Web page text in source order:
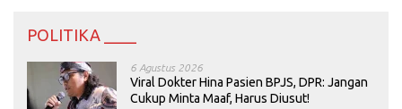
POLITIKA ____
6 Agustus 2026
Viral Dokter Hina Pasien BPJS, DPR: Jangan
Cukup Minta Maaf, Harus Diusut!